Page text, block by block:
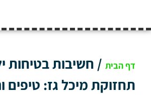
דף הבית / חשיבות בטיחות
תחזוקת מיכל גז: טיפים